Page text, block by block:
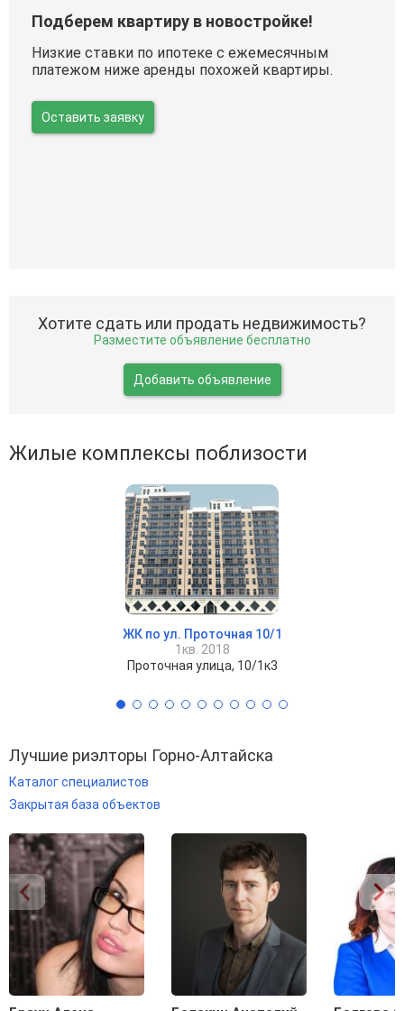
Подберем квартиру в новостройке!
Низкие ставки по ипотеке с ежемесячным
платежом ниже аренды похожей квартиры.
Оставить заявку
Хотите сдать или продать недвижимость?
Разместите объявление бесплатно
Добавить объявление
Жилые комплексы поблизости
ЖК по ул. Проточная 10/1
1кв. 2018
Проточная улица, 10/1к3
Лучшие риэлторы Горно-Алтайска
Каталог специалистов
Закрытая база объектов